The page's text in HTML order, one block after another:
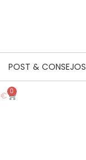
POST & CONSEJOS
€ 0